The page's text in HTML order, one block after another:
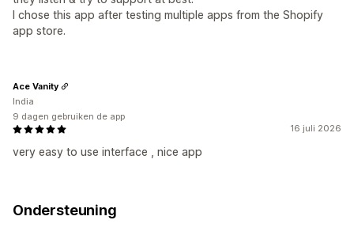
I chose this app after testing multiple apps from the Shopify
app store.
16 juli 2026
very easy to use interface , nice app
Ace Vanity
India
9 dagen gebruiken de app
Ondersteuning